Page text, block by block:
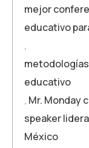
mejor
educativo
,
educativo
, Mr. Monday
speaker
México